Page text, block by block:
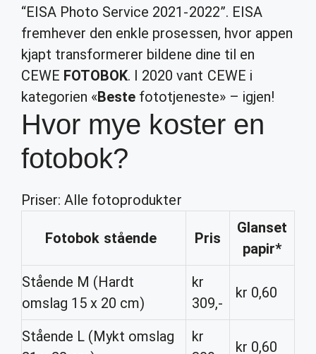
“EISA Photo Service 2021-2022”. EISA
fremhever den enkle prosessen, hvor appen
kjapt transformerer bildene dine til en
CEWE FOTOBOK. I 2020 vant CEWE i
kategorien «Beste fototjeneste» – igjen!
Hvor mye koster en
fotobok?
Priser: Alle fotoprodukter
Fotobok stående Pris
Glanset
papir*
Stående M (Hardt
omslag 15 x 20 cm)
kr
309,-
kr 0,60
Stående L (Mykt omslag
kr
kr 0,60